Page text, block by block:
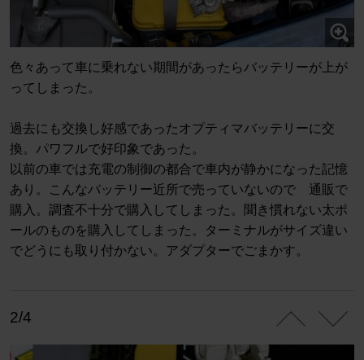
色々あって車に乗れない期間があったらバッテリーが上が
ってしまった。
過去にも交換し好感であったオプティマバッテリーに交
換。パワフルで好印象であった。
以前の車では充電の制御の都合で車内が静かになった記憶
あり。こんなバッテリー近所で売っていないので 通販で
購入。調査不十分で購入してしまった。聞き慣れない太ポ
ールのものを購入してしまった。ターミナルがサイズ違い
でどうにも取り付かない。アダプターでごまかす。
2/4